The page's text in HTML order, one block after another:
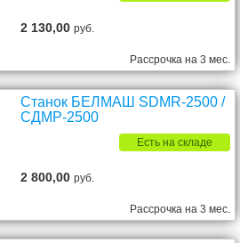
2 130,00руб.
Рассрочка на 3 мес.
Станок БЕЛМАШ SDMR-2500 /
СДМР-2500
Есть на складе
2 800,00руб.
Рассрочка на 3 мес.